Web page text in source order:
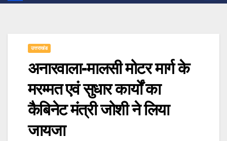
उत्तराखंड
अनारवाला-मालसी मोटर मार्ग के
मरम्मत एवं सुधार कार्यों का
कैबिनेट मंत्री जोशी ने लिया
जायजा